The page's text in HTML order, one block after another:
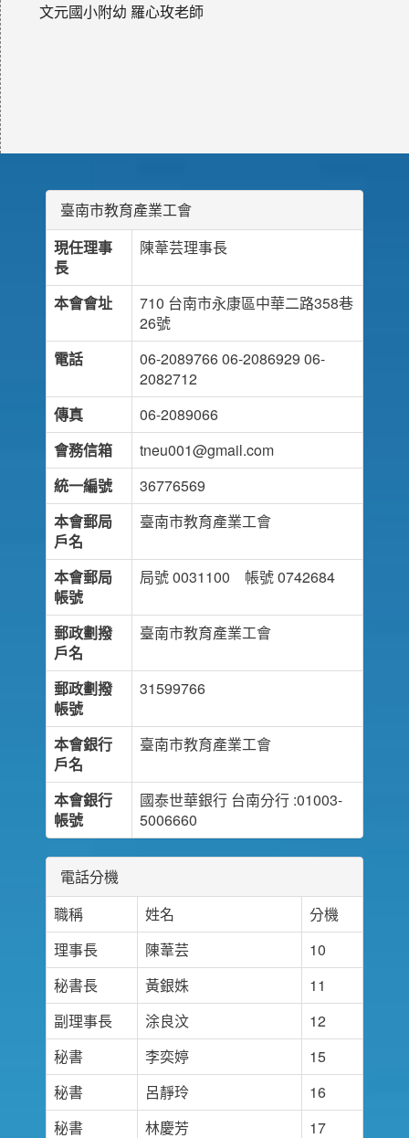
文元國小附幼 羅心玫老師
臺南市教育產業工會
現任理事
長
陳葦芸理事長
本會會址
710 台南市永康區中華二路358巷
26號
電話
06-2089766 06-2086929 06-
2082712
傳真
06-2089066
會務信箱
tneu001@gmail.com
統一編號
36776569
本會郵局
戶名
臺南市教育產業工會
本會郵局
帳號
局號 0031100 帳號 0742684
郵政劃撥
戶名
臺南市教育產業工會
郵政劃撥
帳號
31599766
本會銀行
戶名
臺南市教育產業工會
本會銀行
帳號
國泰世華銀行 台南分行 :01003-
5006660
電話分機
職稱
姓名
分機
理事長
陳葦芸
10
秘書長
黃銀姝
11
副理事長
涂良汶
12
秘書
李奕婷
15
秘書
呂靜玲
16
秘書
林慶芳 17